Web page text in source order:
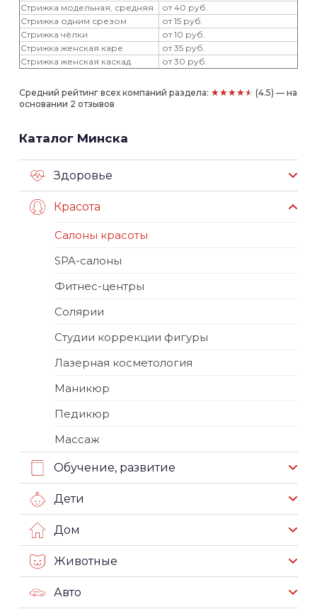
Стрижка модельная, средняя
от 40 руб.
Стрижка одним срезом
от 15 руб.
Стрижка чёлки
от 10 руб.
Стрижка женская каре
от 35 руб.
Стрижка женская каскад
от 30 руб.
Средний рейтинг всех компаний раздела: ★★★★★ (4.5) — на
основании 2 отзывов
Каталог Минска
Здоровье
Красота
Салоны красоты
SPA-салоны
Фитнес-центры
Солярии
Студии коррекции фигуры
Лазерная косметология
Маникюр
Педикюр
Массаж
Обучение, развитие
Дети
Дом
Животные
Авто